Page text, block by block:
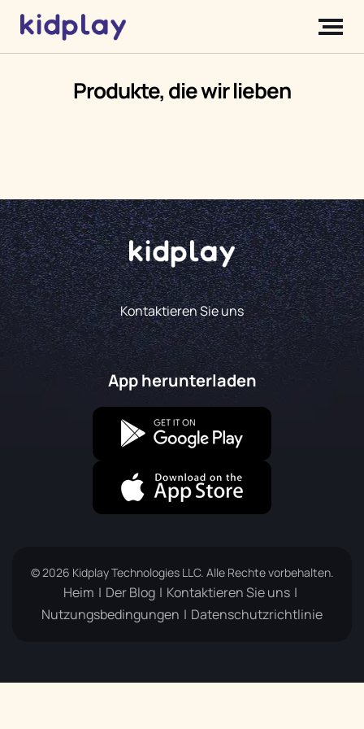
Produkte, die wir lieben
Kontaktieren Sie uns
App herunterladen
© 2026 Kidplay Technologies LLC. Alle Rechte vorbehalten.
Heim Der Blog
Kontaktieren Sie uns
Nutzungsbedingungen
Datenschutzrichtlinie